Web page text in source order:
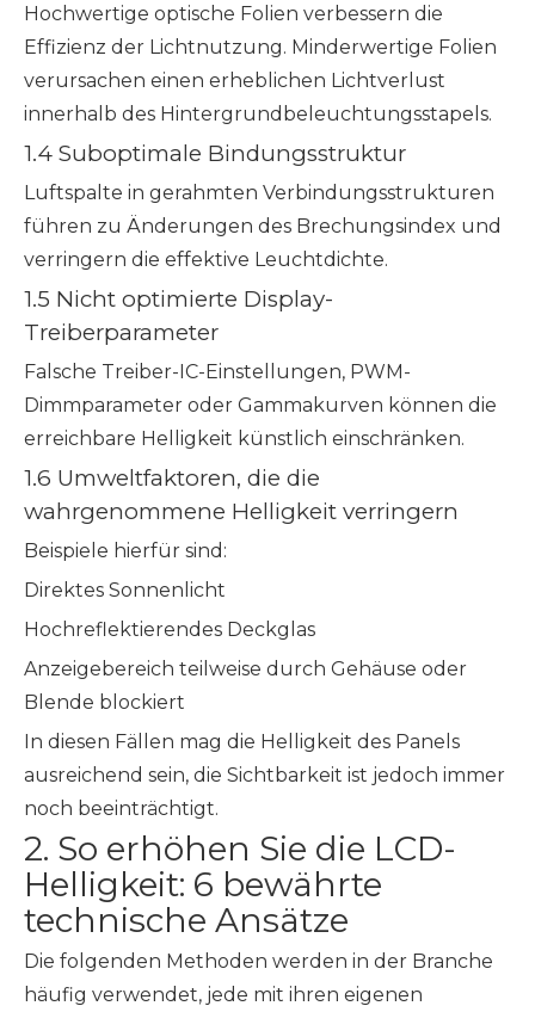
Hochwertige optische Folien verbessern die
Effizienz der Lichtnutzung. Minderwertige Folien
verursachen einen erheblichen Lichtverlust
innerhalb des Hintergrundbeleuchtungsstapels.
1.4 Suboptimale Bindungsstruktur
Luftspalte in gerahmten Verbindungsstrukturen
führen zu Änderungen des Brechungsindex und
verringern die effektive Leuchtdichte.
1.5 Nicht optimierte Display-
Treiberparameter
Falsche Treiber-IC-Einstellungen, PWM-
Dimmparameter oder Gammakurven können die
erreichbare Helligkeit künstlich einschränken.
1.6 Umweltfaktoren, die die
wahrgenommene Helligkeit verringern
Beispiele hierfür sind:
Direktes Sonnenlicht
Hochreflektierendes Deckglas
Anzeigebereich teilweise durch Gehäuse oder
Blende blockiert
In diesen Fällen mag die Helligkeit des Panels
ausreichend sein, die Sichtbarkeit ist jedoch immer
noch beeinträchtigt.
2. So erhöhen Sie die LCD-
Helligkeit: 6 bewährte
technische Ansätze
Die folgenden Methoden werden in der Branche
häufig verwendet, jede mit ihren eigenen